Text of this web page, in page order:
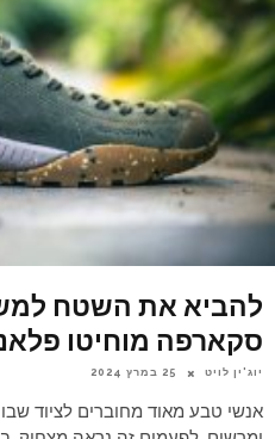
להביא את השטח
סקארפה מוחיטו
יוג'ין לויט 25 במרץ 2024
אנשי טבע מאוד מחוברים לציוד